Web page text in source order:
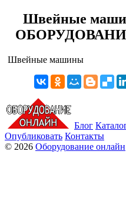
Швейные
Швейные машины
Блог
Опубликовать Контакты
© 2026 Оборудование онлайн